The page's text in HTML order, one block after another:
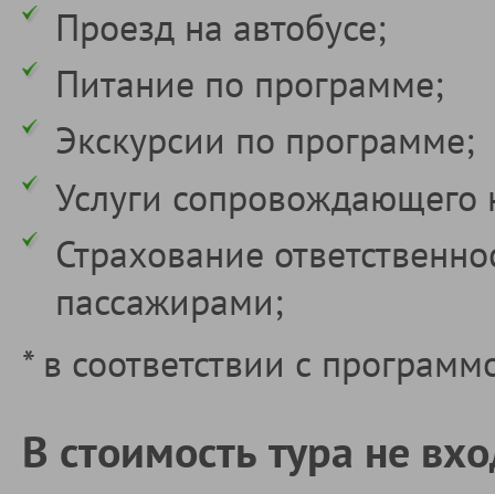
Проезд на автобусе;
Питание по программе;
Экскурсии по программе;
Услуги сопровождающего
Страхование
пассажирами;
* в соответствии с
В стоимость тура не